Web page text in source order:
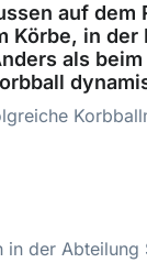
auf
Körbe, in
als
der